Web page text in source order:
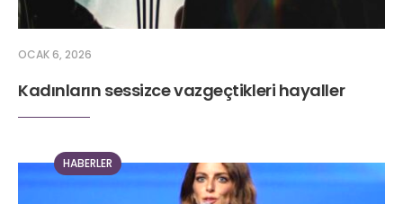
OCAK 6, 2026
Kadınların sessizce vazgeçtikleri hayaller
HABERLER